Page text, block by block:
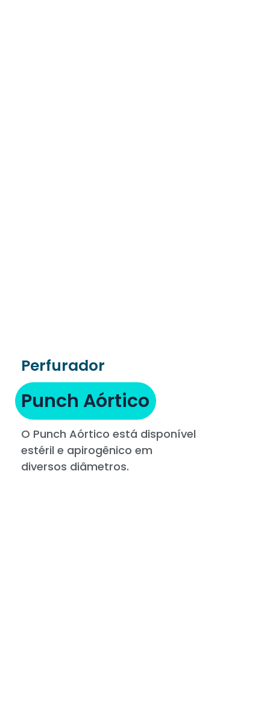
Perfurador
Punch Aórtico
O Punch Aórtico está disponível
estéril e apirogênico em
diversos diâmetros.